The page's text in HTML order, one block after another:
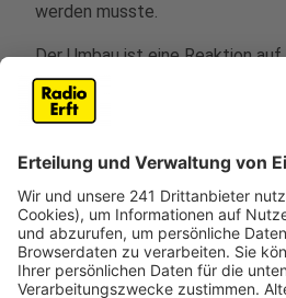
werden musste.
Der Umbau ist eine Reaktion
Unfall im Dezember 2021, bei
ums Leben kam. Der
während ein rechtsabbiegender
übersah. Beide hatten zu
Licht.
Um solche Unfälle künftig zu
Ampelschaltung so angepasst,